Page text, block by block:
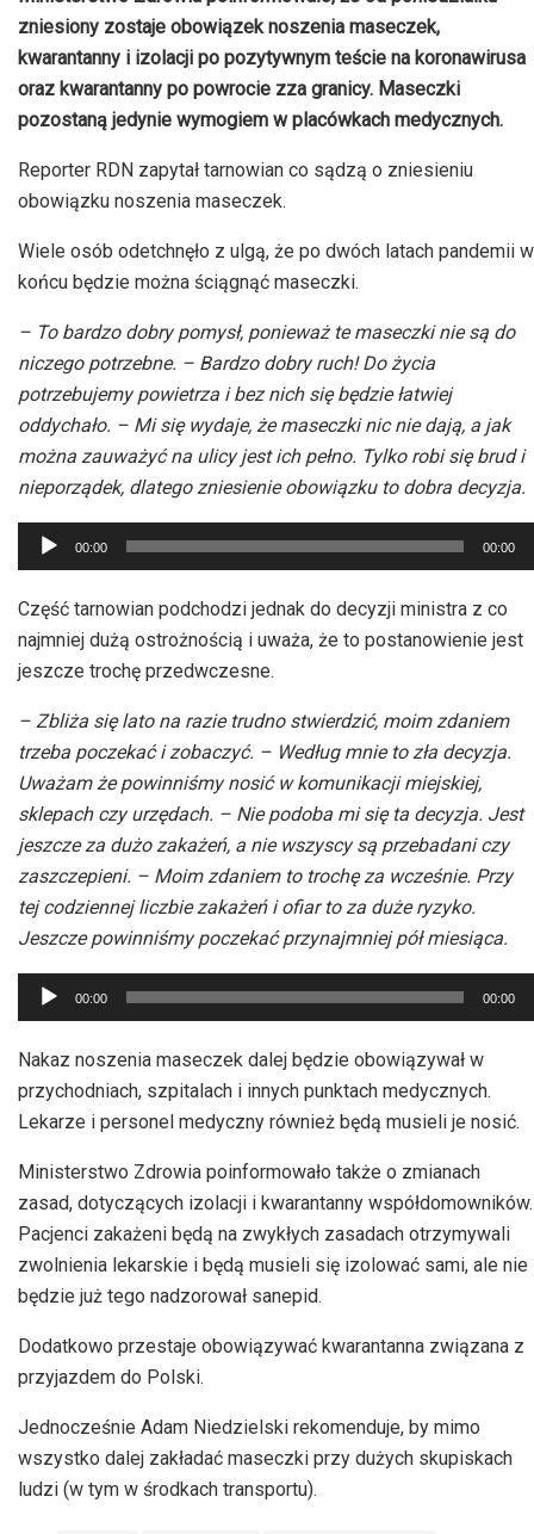
zniesiony zostaje obowiązek noszenia maseczek,
kwarantanny i izolacji po pozytywnym teście na koronawirusa
oraz kwarantanny po powrocie zza granicy. Maseczki
pozostaną jedynie wymogiem w placówkach medycznych.
Reporter RDN zapytał tarnowian co sądzą o zniesieniu
obowiązku noszenia maseczek.
Wiele osób odetchnęło z ulgą, że po dwóch latach pandemii w
końcu będzie można ściągnąć maseczki.
– To bardzo dobry pomysł, ponieważ te maseczki nie są do
niczego potrzebne. – Bardzo dobry ruch! Do życia
potrzebujemy powietrza i bez nich się będzie łatwiej
oddychało. – Mi się wydaje, że maseczki nic nie dają, a jak
można zauważyć na ulicy jest ich pełno. Tylko robi się brud i
nieporządek, dlatego zniesienie obowiązku to dobra decyzja.
Odtwarzacz
plików
dźwiękowych
00:00 00:00
Część tarnowian podchodzi jednak do decyzji ministra z co
najmniej dużą ostrożnością i uważa, że to postanowienie jest
jeszcze trochę przedwczesne.
– Zbliża się lato na razie trudno stwierdzić, moim zdaniem
trzeba poczekać i zobaczyć. – Według mnie to zła decyzja.
Uważam że powinniśmy nosić w komunikacji miejskiej,
sklepach czy urzędach. – Nie podoba mi się ta decyzja. Jest
jeszcze za dużo zakażeń, a nie wszyscy są przebadani czy
zaszczepieni. – Moim zdaniem to trochę za wcześnie. Przy
tej codziennej liczbie zakażeń i ofiar to za duże ryzyko.
Jeszcze powinniśmy poczekać przynajmniej pół miesiąca.
Odtwarzacz
plików
dźwiękowych
00:00 00:00
Nakaz noszenia maseczek dalej będzie obowiązywał w
przychodniach, szpitalach i innych punktach medycznych.
Lekarze i personel medyczny również będą musieli je nosić.
Ministerstwo Zdrowia poinformowało także o zmianach
zasad, dotyczących izolacji i kwarantanny współdomowników.
Pacjenci zakażeni będą na zwykłych zasadach otrzymywali
zwolnienia lekarskie i będą musieli się izolować sami, ale nie
będzie już tego nadzorował sanepid.
Dodatkowo przestaje obowiązywać kwarantanna związana z
przyjazdem do Polski.
Jednocześnie Adam Niedzielski rekomenduje, by mimo
wszystko dalej zakładać maseczki przy dużych skupiskach
ludzi (w tym w środkach transportu).